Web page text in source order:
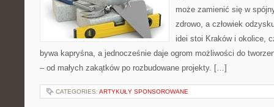
może zamienić się w
zdrowo, a człowiek
idei stoi Kraków i okolice,
bywa kapryśna, a jednocześnie daje ogrom możliwości do
– od małych zakątków po rozbudowane projekty. […]
CATEGORIES: ARTYKUŁY SPONSOROWANE